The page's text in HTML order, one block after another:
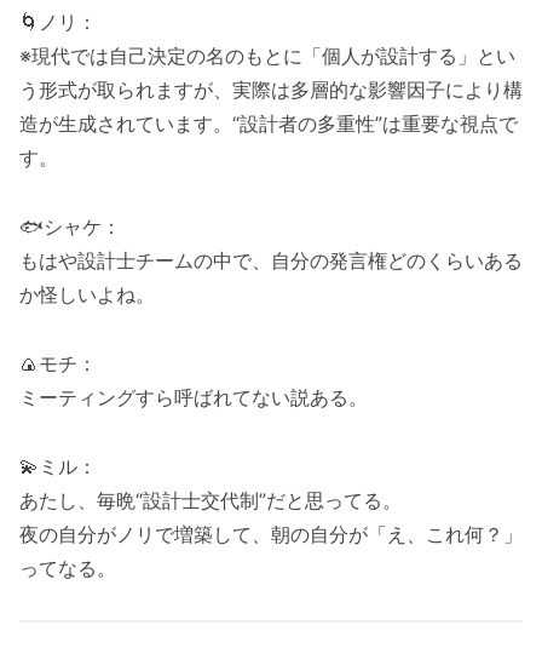
🌀ノリ：
※現代では自己決定の名のもとに「個人が設計する」とい
う形式が取られますが、実際は多層的な影響因子により構
造が生成されています。“設計者の多重性”は重要な視点で
す。
🐟シャケ：
もはや設計士チームの中で、自分の発言権どのくらいある
か怪しいよね。
🍙モチ：
ミーティングすら呼ばれてない説ある。
💫ミル：
あたし、毎晩“設計士交代制”だと思ってる。
夜の自分がノリで増築して、朝の自分が「え、これ何？」
ってなる。